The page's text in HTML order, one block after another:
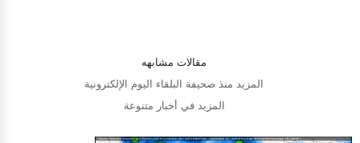
مقالات مشابهه
المزيد منذ صحيفة البلقاء اليوم الإلكترونية
المزيد في أخبار متنوعة